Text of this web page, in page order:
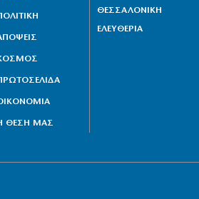
ΘΕΣΗ ΜΑΣ
ΘΕΣΣΑΛΟΝΙΚΗ
ΕΛΕΥΘΕΡΙΑ